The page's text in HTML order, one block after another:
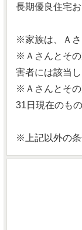
長期優良住宅
※家族は、Ａさ
※Ａさんとそ
害者には該当し
※Ａさんとその
31日現在のもの
※上記以外の条